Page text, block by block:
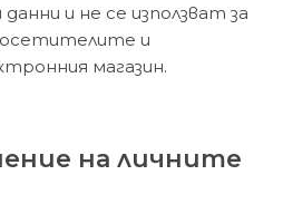
и не се използват за
и
магазин.
на личните